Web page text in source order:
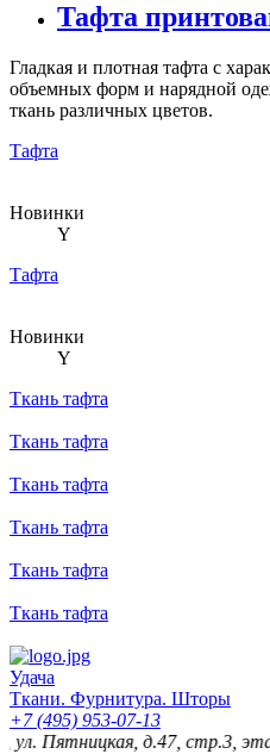
Тафта
Гладкая и плотная тафта с
объемных форм и нарядной
ткань различных цветов.
Тафта
Новинки
Y
Тафта
Новинки
Y
Ткань тафта
Ткань тафта
Ткань тафта
Ткань тафта
Ткань тафта
Ткань тафта
Удача
Ткани. Фурнитура. Шторы
+7 (495) 953-07-13
д.47, стр.3, этаж 2